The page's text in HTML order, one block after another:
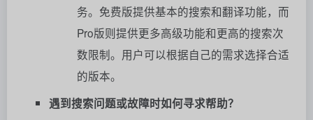
务。免费版提供基本的搜索和翻译功能，而
Pro版则提供更多高级功能和更高的搜索次
数限制。用户可以根据自己的需求选择合适
的版本。
遇到搜索问题或故障时如何寻求帮助？